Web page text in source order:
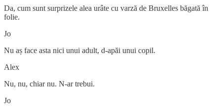
Da, cum sunt surprizele alea urâte cu varză de Bruxelles băgată în
folie.
Jo
Nu aș face asta nici unui adult, d-apăi unui copil.
Alex
Nu, nu, chiar nu. N-ar trebui.
Jo